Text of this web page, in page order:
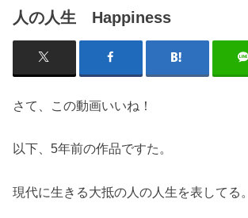
人の人生 Happiness
さて、この動画いいね！
以下、5年前の作品ですた。
現代に生きる大抵の人の人生を表してる。